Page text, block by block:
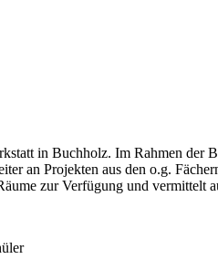
in Buchholz. Im Rahmen
an Projekten aus den o.g.
zur Verfügung und